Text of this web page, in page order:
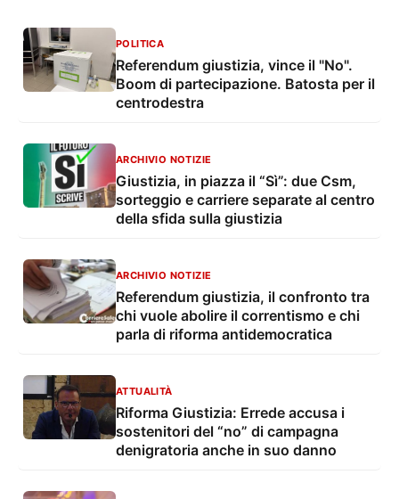
POLITICA
Referendum giustizia, vince il "No".
Boom di partecipazione. Batosta per il
centrodestra
ARCHIVIO NOTIZIE
Giustizia, in piazza il “Sì”: due Csm,
sorteggio e carriere separate al centro
della sfida sulla giustizia
ARCHIVIO NOTIZIE
Referendum giustizia, il confronto tra
chi vuole abolire il correntismo e chi
parla di riforma antidemocratica
ATTUALITÀ
Riforma Giustizia: Errede accusa i
sostenitori del “no” di campagna
denigratoria anche in suo danno